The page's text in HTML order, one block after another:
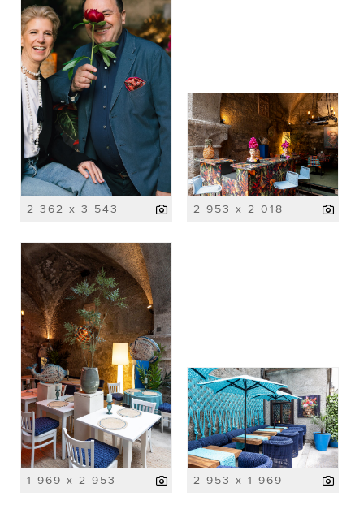
2 362 x 3 543 2 953 x 2 018
1 969 x 2 953 2 953 x 1 969